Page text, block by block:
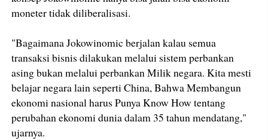
moneter tidak diliberalisasi.
"Bagaimana Jokowinomic berjalan kalau semua
transaksi bisnis dilakukan melalui sistem perbankan
asing bukan melalui perbankan Milik negara. Kita mesti
belajar negara lain seperti China, Bahwa Membangun
ekonomi nasional harus Punya Know How tentang
perubahan ekonomi dunia dalam 35 tahun mendatang,"
ujarnya.